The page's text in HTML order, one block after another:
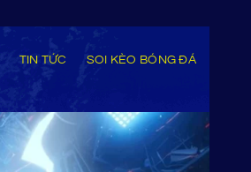
TIN TỨC SOI KÈO BÓNG ĐÁ